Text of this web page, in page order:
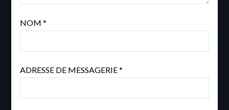
NOM *
ADRESSE DE MESSAGERIE*